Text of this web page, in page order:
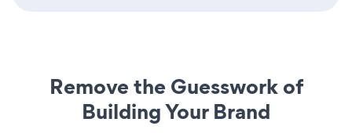
Remove the Guesswork of
Building Your Brand